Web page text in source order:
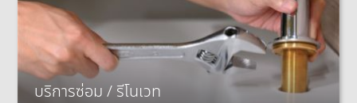
บริการซ่อม / รีโนเวท